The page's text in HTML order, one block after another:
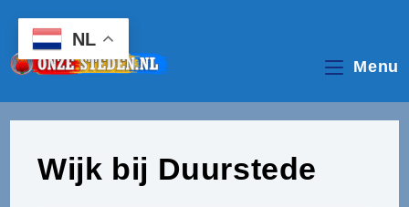
inhoud
Menu
Wijk bij Duurstede
NL